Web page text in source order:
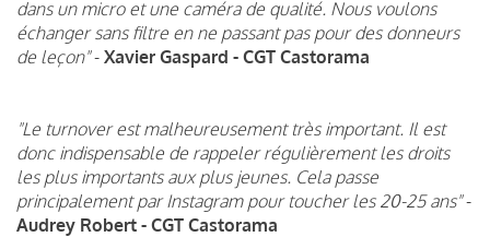
dans un micro et une caméra de qualité. Nous voulons
échanger sans filtre en ne passant pas pour des donneurs
de leçon"- Xavier Gaspard - CGT Castorama
"Le turnover est malheureusement très important. Il est
donc indispensable de rappeler régulièrement les droits
les plus importants aux plus jeunes. Cela passe
principalement par Instagram pour toucher les 20-25 ans"-
Audrey Robert - CGT Castorama